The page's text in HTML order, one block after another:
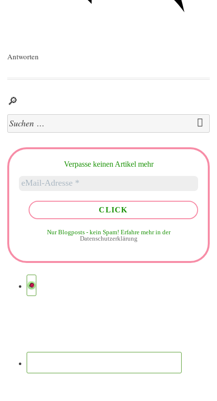
Antworten
🔎
Suchen
nach:
Verpasse keinen Artikel mehr
Nur Blogposts - kein Spam! Erfahre mehr in der
Datenschutzerklärung